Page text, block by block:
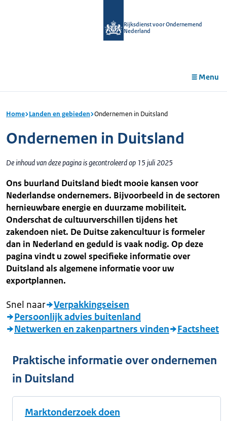
Rijksdienst voor Ondernemend
Nederland
Menu
Home Landen en gebieden Ondernemen in Duitsland
Ondernemen in Duitsland
De inhoud van deze pagina is gecontroleerd op 15 juli 2025
Ons buurland Duitsland biedt mooie kansen voor
Nederlandse ondernemers. Bijvoorbeeld in de sectoren
hernieuwbare energie en duurzame mobiliteit.
Onderschat de cultuurverschillen tijdens het
zakendoen niet. De Duitse zakencultuur is formeler
dan in Nederland en geduld is vaak nodig. Op deze
pagina vindt u zowel specifieke informatie over
Duitsland als algemene informatie voor uw
exportplannen.
Snel naar
Verpakkingseisen
Persoonlijk advies buitenland
Netwerken en zakenpartners vinden
Factsheet
Praktische informatie over ondernemen
in Duitsland
Marktonderzoek doen